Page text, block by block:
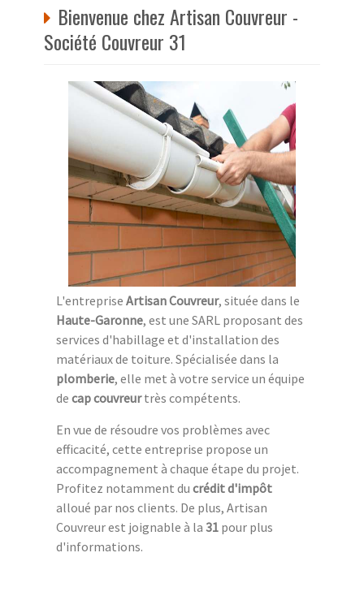
Bienvenue chez Artisan Couvreur -
Société Couvreur 31
L'entreprise Artisan Couvreur, située dans le
Haute-Garonne, est une SARL proposant des
services d'habillage et d'installation des
matériaux de toiture. Spécialisée dans la
plomberie, elle met à votre service un équipe
de cap couvreurtrès compétents.
En vue de résoudre vos problèmes avec
efficacité, cette entreprise propose un
accompagnement à chaque étape du projet.
Profitez notamment du crédit d'impôt
alloué par nos clients. De plus, Artisan
Couvreur est joignable à la 31 pour plus
d'informations.